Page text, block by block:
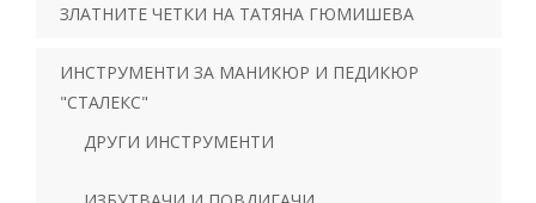
ЗЛАТНИТЕ ЧЕТКИ НА ТАТЯНА ГЮМИШЕВА
ИНСТРУМЕНТИ ЗА МАНИКЮР И ПЕДИКЮР
"СТАЛЕКС"
ДРУГИ ИНСТРУМЕНТИ